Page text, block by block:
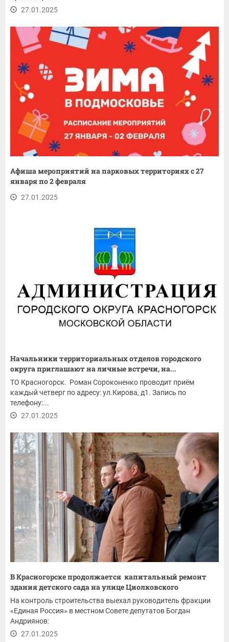
27.01.2025
Афиша мероприятий на парковых территориях с 27
января по 2 февраля
27.01.2025
Начальники территориальных отделов городского
округа приглашают на личные встречи, на...
ТО Красногорск. Роман Сороконенко проводит приём
каждый четверг по адресу: ул.Кирова, д1. Запись по
телефону:...
27.01.2025
В Красногорске продолжается капитальный ремонт
здания детского сада на улице Циолковского
На контроль строительства выехал руководитель фракции
«Единая Россия» в местном Совете депутатов Богдан
Андриянов:
27.01.2025